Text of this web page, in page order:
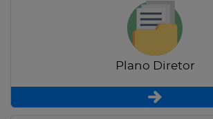
Plano Diretor